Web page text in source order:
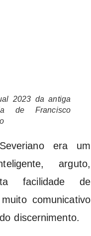
2023 da antiga
de Francisco
era um
arguto,
facilidade de
comunicativo
discernimento.